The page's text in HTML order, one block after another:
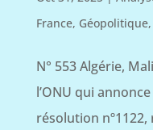
France, Géopolitique,
N° 553 Algérie,
l’ONU qui
résolution nº1122,